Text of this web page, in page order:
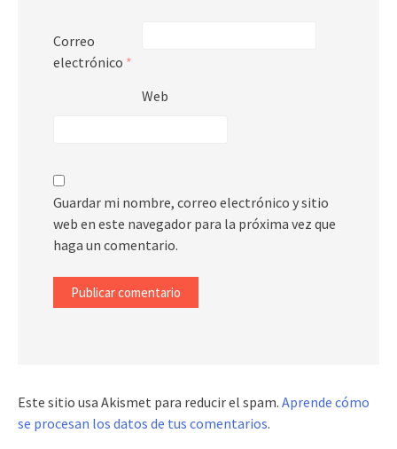
Correo
electrónico *
Web
Guardar mi nombre, correo electrónico y sitio
web en este navegador para la próxima vez que
haga un comentario.
Este sitio usa Akismet para reducir el spam. Aprende cómo
se procesan los datos de tus comentarios.